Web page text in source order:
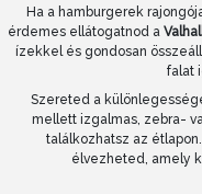
Ha a hamburgerek
érdemes ellátogatnod a
ízekkel és gondosan
falat
Szereted a
mellett izgalmas, zebra-
találkozhatsz az
élvezheted, amely